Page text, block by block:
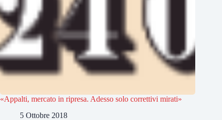
«Appalti, mercato in ripresa. Adesso solo correttivi mirati»
5 Ottobre 2018